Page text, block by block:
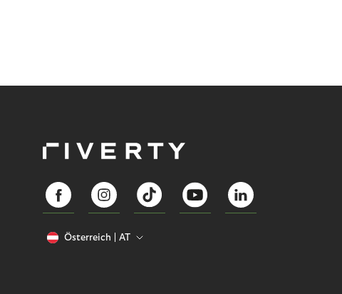
Österreich AT